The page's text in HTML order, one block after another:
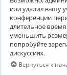
или удалил вашу
конференции
длительное
уменьшить
попробуйте
дискуссиях.
Вернуться к